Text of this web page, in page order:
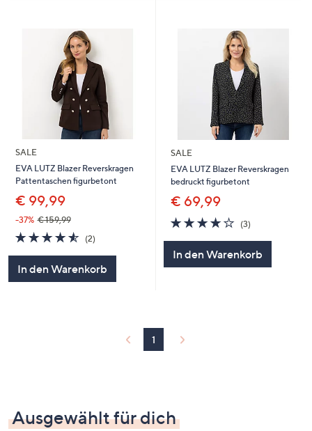
SALE
EVA LUTZ Blazer Reverskragen
Pattentaschen figurbetont
€ 99,99
-37% € 159,99
4.5
von
(2)2
In den Warenkorb
SALE
EVA LUTZ Blazer Reverskragen
bedruckt figurbetont
€ 69,99
3.7
von
(3)3
In den Warenkorb
1
Ausgewählt für dich